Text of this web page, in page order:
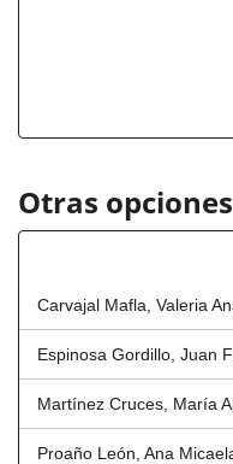
Otras
Carvajal Mafla, Valeria
Espinosa Gordillo, Juan
Martínez Cruces, María
Proaño León, Ana